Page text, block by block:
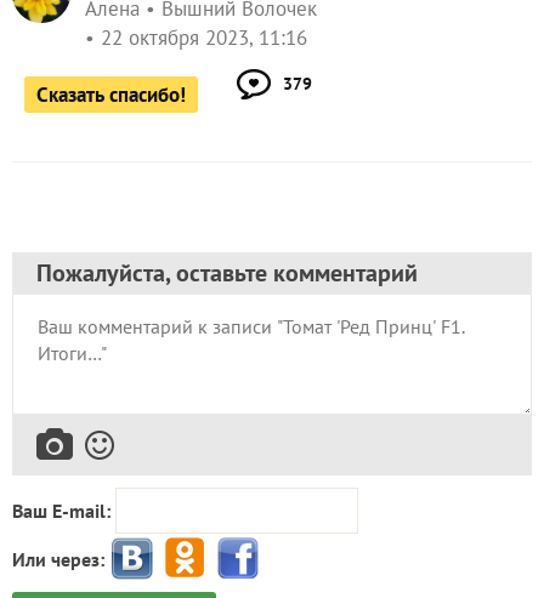
Алена
Вышний Волочек
22 октября 2023, 11:16
Сказать спасибо! 379
Пожалуйста, оставьте комментарий
Ваш E-mail:
Или через: